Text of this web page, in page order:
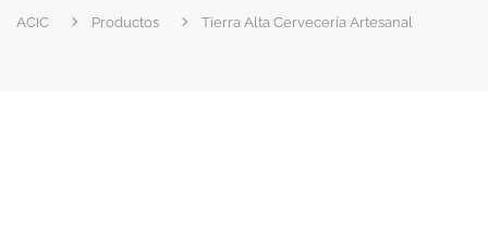
ACIC Productos Tierra Alta Cervecería Artesanal